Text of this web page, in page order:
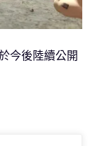
今後陸續公開